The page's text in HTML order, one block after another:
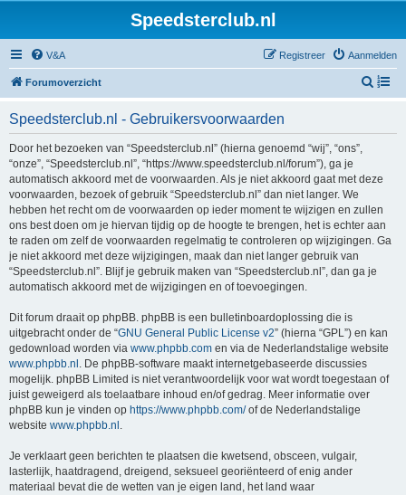
Speedsterclub.nl
V&A Aanmelden
Registreer
Forumoverzicht
Z
Speedsterclub.nl - Gebruikersvoorwaarden
Door het bezoeken van “Speedsterclub.nl” (hierna genoemd “wij”, “ons”,
“onze”, “Speedsterclub.nl”, “https://www.speedsterclub.nl/forum”), ga je
automatisch akkoord met de voorwaarden. Als je niet akkoord gaat met deze
voorwaarden, bezoek of gebruik “Speedsterclub.nl” dan niet langer. We
hebben het recht om de voorwaarden op ieder moment te wijzigen en zullen
ons best doen om je hiervan tijdig op de hoogte te brengen, het is echter aan
te raden om zelf de voorwaarden regelmatig te controleren op wijzigingen. Ga
je niet akkoord met deze wijzigingen, maak dan niet langer gebruik van
“Speedsterclub.nl”. Blijf je gebruik maken van “Speedsterclub.nl”, dan ga je
automatisch akkoord met de wijzigingen en of toevoegingen.
Dit forum draait op phpBB. phpBB is een bulletinboardoplossing die is
uitgebracht onder de “GNU General Public License v2” (hierna “GPL”) en kan
gedownload worden via www.phpbb.com en via de Nederlandstalige website
www.phpbb.nl . De phpBB-software maakt internetgebaseerde discussies
mogelijk. phpBB Limited is niet verantwoordelijk voor wat wordt toegestaan of
juist geweigerd als toelaatbare inhoud en/of gedrag. Meer informatie over
phpBB kun je vinden op https://www.phpbb.com/of de Nederlandstalige
website www.phpbb.nl .
Je verklaart geen berichten te plaatsen die kwetsend, obsceen, vulgair,
lasterlijk, haatdragend, dreigend, seksueel georiënteerd of enig ander
materiaal bevat die de wetten van je eigen land, het land waar